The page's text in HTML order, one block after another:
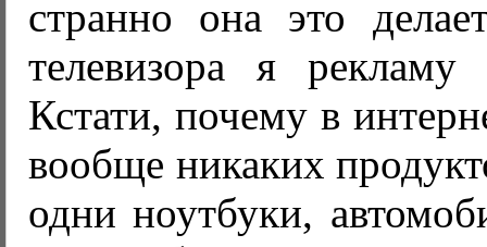
странно она это
телевизора я
Кстати, почему в
вообще никаких
одни ноутбуки,